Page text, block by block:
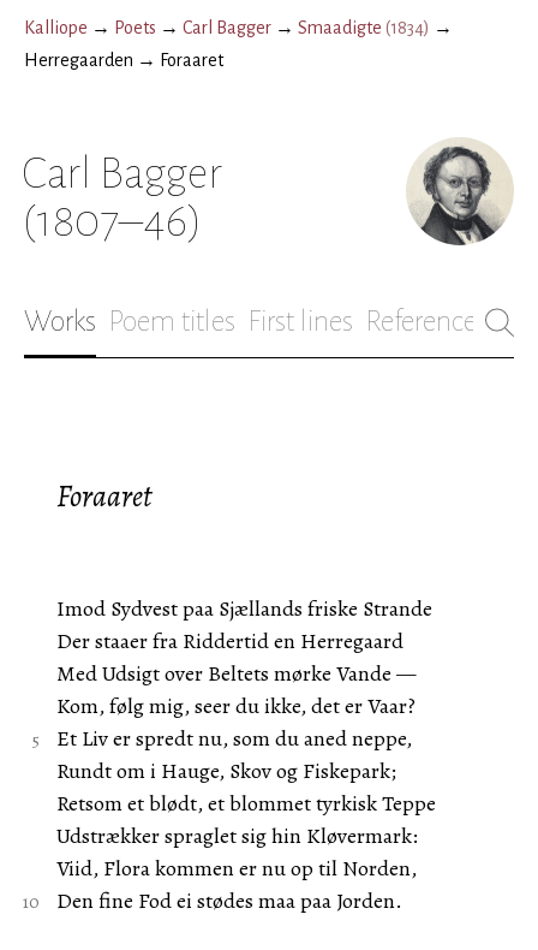
Kalliope → Poets → Carl Bagger → Smaadigte (1834) →
Herregaarden → Foraaret
Carl Bagger
(1807–46)
Works Poem titles First lines References
Foraaret
Imod Sydvest paa Sjællands friske Strande
Der staaer fra Riddertid en Herregaard
Med Udsigt over Beltets mørke Vande —
Kom, følg mig, seer du ikke, det er Vaar?
Et Liv er spredt nu, som du aned neppe,
Rundt om i Hauge, Skov og Fiskepark;
Retsom et blødt, et blommet tyrkisk Teppe
Udstrækker spraglet sig hin Kløvermark:
Viid, Flora kommen er nu op til Norden,
Den fine Fod ei stødes maa paa Jorden.